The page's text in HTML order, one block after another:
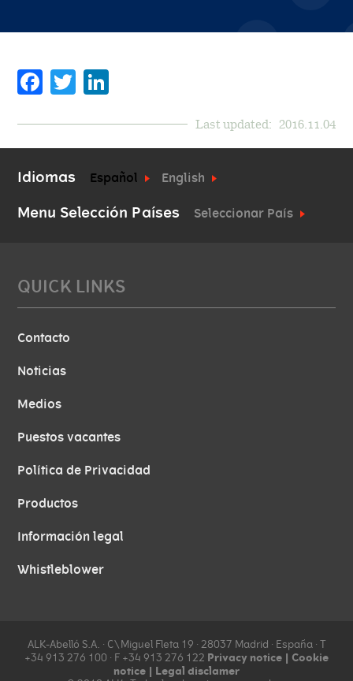
Facebook
Twitter
Last updated: 2016.11.04
Idiomas Español English
Menu Selección Países Seleccionar País
QUICK LINKS
Contacto
Noticias
Medios
Puestos vacantes
Política de Privacidad
Productos
Información legal
Whistleblower
ALK-Abelló S.A. ∙ C\Miguel Fleta 19 ∙ 28037 Madrid ∙ España ∙ T
+34 913 276 100 ∙ F +34 913 276 122 Privacy notice | Cookie
notice | Legal disclamer